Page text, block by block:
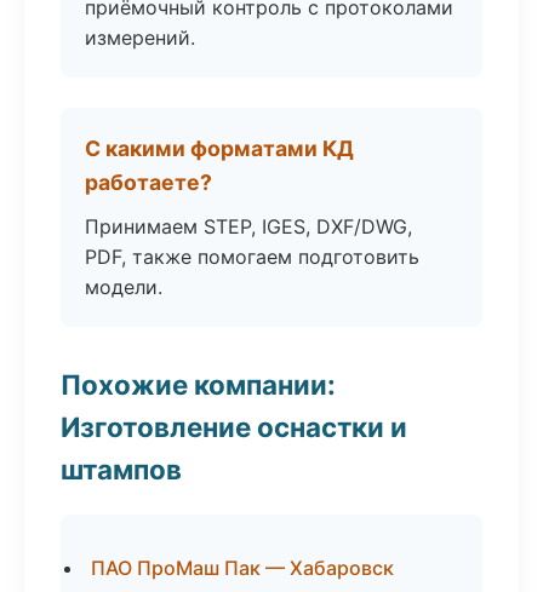
приёмочный контроль с протоколами
измерений.
С какими форматами КД
работаете?
Принимаем STEP, IGES, DXF/DWG,
PDF, также помогаем подготовить
модели.
Похожие компании:
Изготовление оснастки и
штампов
ПАО ПроМаш Пак — Хабаровск